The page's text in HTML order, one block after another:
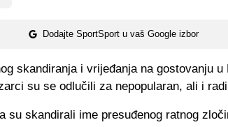
Dodajte SportSport u vaš Google izbor
skandiranja i vrijeđanja na gostovanju u
su se odlučili za nepopularan, ali i
su skandirali ime presuđenog ratnog